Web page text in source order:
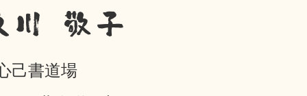
川 敬子
己書道場